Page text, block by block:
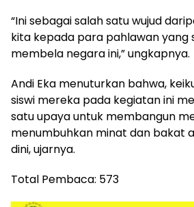
“Ini sebagai salah satu wujud
kita kepada para pahlawan yang
membela negara ini,” ungkapnya.
Andi Eka menuturkan bahwa,
siswi mereka pada kegiatan ini
satu upaya untuk membangun
menumbuhkan minat dan bakat
dini, ujarnya.
Total Pembaca: 573